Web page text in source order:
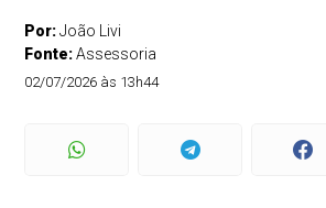
Por:João Livi
Fonte:Assessoria
02/07/2026 às 13h44